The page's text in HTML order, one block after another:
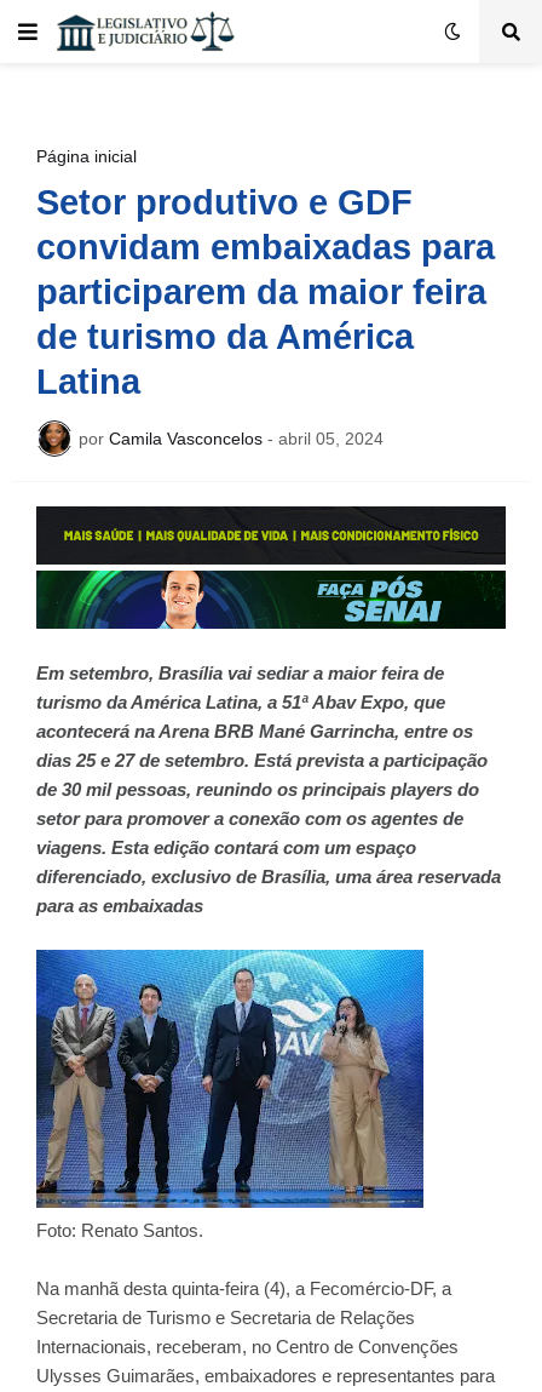
Página inicial
Setor produtivo e GDF
convidam embaixadas para
participarem da maior feira
de turismo da América
Latina
por Camila Vasconcelos - abril 05, 2024
Em setembro, Brasília vai sediar a maior feira de
turismo da América Latina, a 51ª Abav Expo, que
acontecerá na Arena BRB Mané Garrincha, entre os
dias 25 e 27 de setembro. Está prevista a participação
de 30 mil pessoas, reunindo os principais players do
setor para promover a conexão com os agentes de
viagens. Esta edição contará com um espaço
diferenciado, exclusivo de Brasília, uma área reservada
para as embaixadas
Foto: Renato Santos.
Na manhã desta quinta-feira (4), a Fecomércio-DF, a
Secretaria de Turismo e Secretaria de Relações
Internacionais, receberam, no Centro de Convenções
Ulysses Guimarães, embaixadores e representantes para